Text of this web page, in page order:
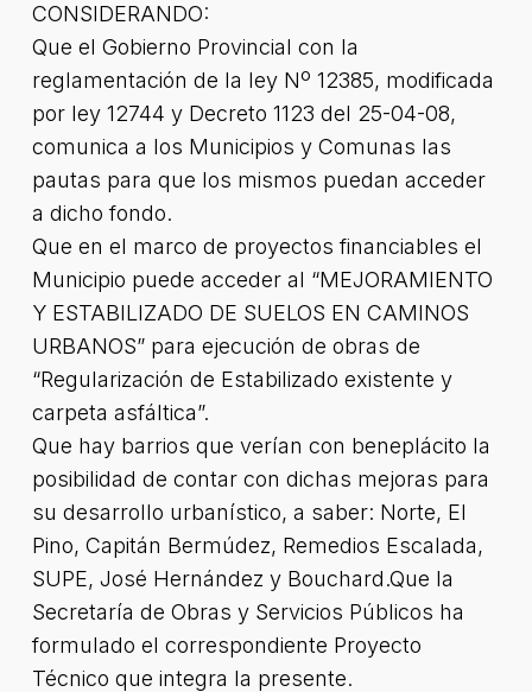
CONSIDERANDO:
Que el Gobierno Provincial con la
reglamentación de la ley Nº 12385, modificada
por ley 12744 y Decreto 1123 del 25-04-08,
comunica a los Municipios y Comunas las
pautas para que los mismos puedan acceder
a dicho fondo.
Que en el marco de proyectos financiables el
Municipio puede acceder al “MEJORAMIENTO
Y ESTABILIZADO DE SUELOS EN CAMINOS
URBANOS” para ejecución de obras de
“Regularización de Estabilizado existente y
carpeta asfáltica”.
Que hay barrios que verían con beneplácito la
posibilidad de contar con dichas mejoras para
su desarrollo urbanístico, a saber: Norte, El
Pino, Capitán Bermúdez, Remedios Escalada,
SUPE, José Hernández y Bouchard.Que la
Secretaría de Obras y Servicios Públicos ha
formulado el correspondiente Proyecto
Técnico que integra la presente.